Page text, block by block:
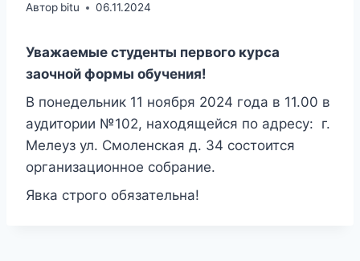
Автор bitu 06.11.2024
Уважаемые студенты первого курса
заочной формы обучения!
В понедельник 11 ноября 2024 года в 11.00 в
аудитории №102, находящейся по адресу: г.
Мелеуз ул. Смоленская д. 34 состоится
организационное собрание.
Явка строго обязательна!